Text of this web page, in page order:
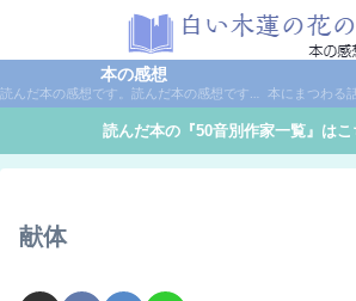
本の感想
読んだ本の感想です。読んだ本の感想です。本は作家名で50音別に分類しています。
読んだ本の『50音別作家一覧』は
献体